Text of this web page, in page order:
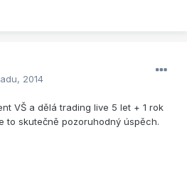
2014
VŠ a dělá trading live 5 let + 1 rok
to skutečně pozoruhodný úspěch.